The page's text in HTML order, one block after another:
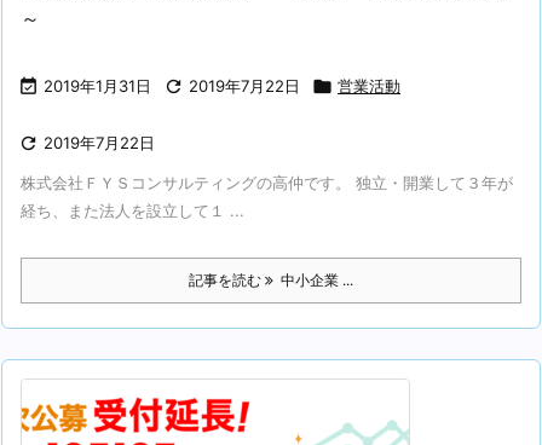
～
 2019年1月31日  2019年7月22日  営業活動
 2019年7月22日
株式会社ＦＹＳコンサルティングの高仲です。 独立・開業して３年が
経ち、また法人を設立して１ ...
記事を読む 中小企業 ...